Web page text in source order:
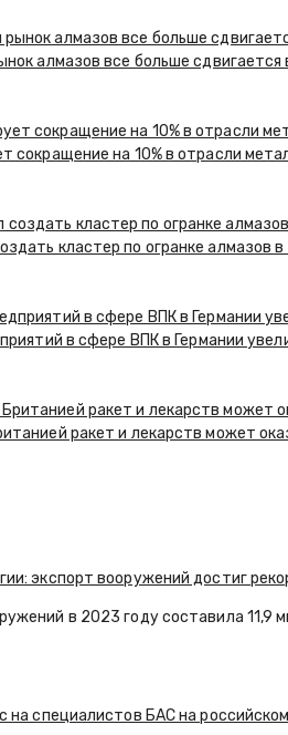
алмазов все больше
сокращение на 10% в отрасли
кластер по огранке алмазов
в сфере ВПК в Германии
ракет и лекарств может
экспорт вооружений достиг
в 2023 году составила 11,9
на специалистов БАС на